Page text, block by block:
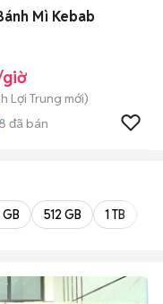
Mì Kebab
Lợi Trung mới)
8 đã bán
512 GB 1 TB